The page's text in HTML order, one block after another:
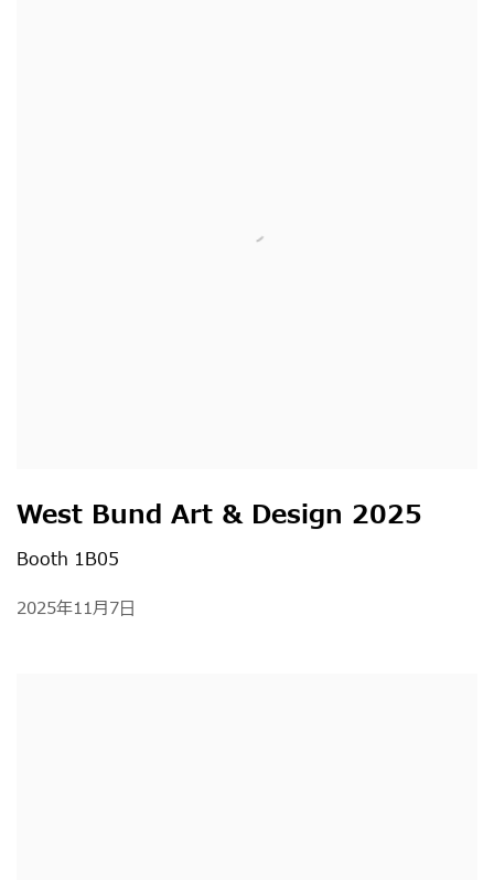
West Bund Art & Design 2025
Booth 1B05
2025年11月7日